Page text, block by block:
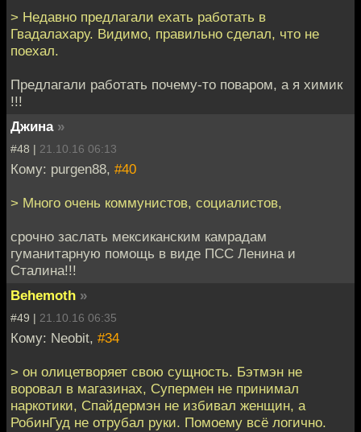
> Недавно предлагали ехать работать в
Гвадалахару. Видимо, правильно сделал, что не
поехал.
Предлагали работать почему-то поваром, а я химик
!!!
Джина »
#48 | 21.10.16 06:13
Кому: purgen88, #40
> Много очень коммунистов, социалистов,
срочно заслать мексиканским камрадам
гуманитарную помощь в виде ПСС Ленина и
Сталина!!!
Behemoth »
#49 | 21.10.16 06:35
Кому: Neobit, #34
> он олицетворяет свою сущность. Бэтмэн не
воровал в магазинах, Супермен не принимал
наркотики, Спайдермэн не избивал женщин, а
РобинГуд не отрубал руки. Помоему всё логично.